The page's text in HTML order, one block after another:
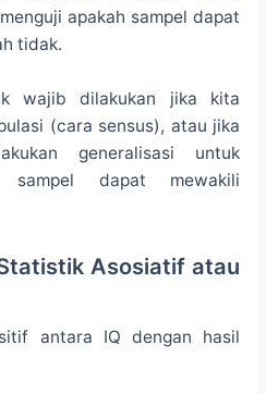
apakah sampel dapat
tidak.
wajib dilakukan jika kita
(cara sensus), atau jika
generalisasi untuk
sampel dapat mewakili
Asosiatif atau
antara IQ dengan hasil